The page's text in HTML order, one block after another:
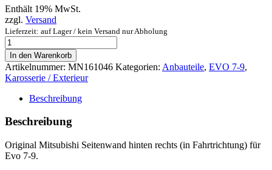
Enthält 19% MwSt.
zzgl. Versand
Lieferzeit: auf Lager / kein Versand nur Abholung
Seitenwand
hinten
rechts
-
Evo
Menge
In den Warenkorb
Artikelnummer: MN161046 Kategorien: Anbauteile, EVO 7-9,
Karosserie / Exterieur
Beschreibung
Beschreibung
Original Mitsubishi Seitenwand hinten rechts (in Fahrtrichtung) für
Evo 7-9.